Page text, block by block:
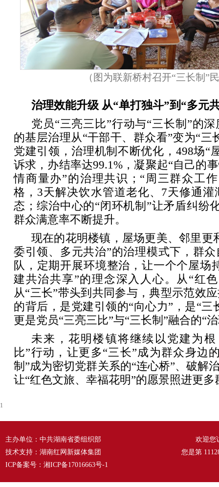
（图为联新桥村召开“三长制”
治理效能升级 从“单打独斗”到“多元
党员“三亮三比”行动与“三长制”的
的基层治理从“干部干、群众看”变为“三
党建引领，治理机制不断优化，498场“
诉求，办结率达99.1%，凝聚起“自己的
情商量办”的治理共识；“周三群众工
格，3天解决饮水管道老化、7天修通
态；综治中心的“闭环机制”让矛盾纠纷
群众满意率不断提升。
现在的花明楼镇，屋场更美、邻里更
委引领、多元共治”的治理模式下，群
队，定期开展环境整治，让一个个屋场
建共治共享”的理念深入人心。从“红
从“三长”带头到共同参与，典型示范效
的背后，是党建引领的“向心力”，是“三
更是党员“三亮三比”与“三长制”融合的“
未来，花明楼镇将继续以党建为
比”行动，让更多“三长”成为群众身边
制”成为密切党群关系的“连心桥”、破解
让“红色文旅、幸福花明”的愿景照进更
1
主办单位：中共湖南省委组织部
技术支持：湖南红网新媒体集团
ICP备案号： 湘ICP备17016663号-1
欢迎您
您是第